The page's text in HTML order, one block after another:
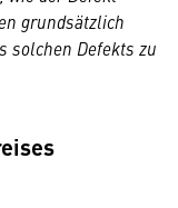
grundsätzlich
solchen Defekts zu